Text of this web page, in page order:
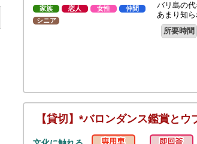
家族 恋人 女性
仲間
シニア
バリ島の
あまり知
所要時間
【貸切】*バロンダンス鑑賞とウ